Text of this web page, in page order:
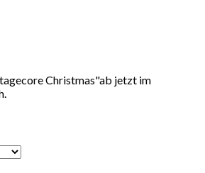
Christmas"ab jetzt im